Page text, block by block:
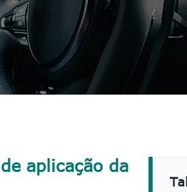
aplicação da